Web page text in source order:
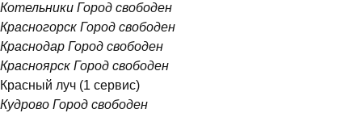
Котельники Город свободен
Красногорск Город свободен
Краснодар Город свободен
Красноярск Город свободен
Красный луч (1 сервис)
Кудрово Город свободен